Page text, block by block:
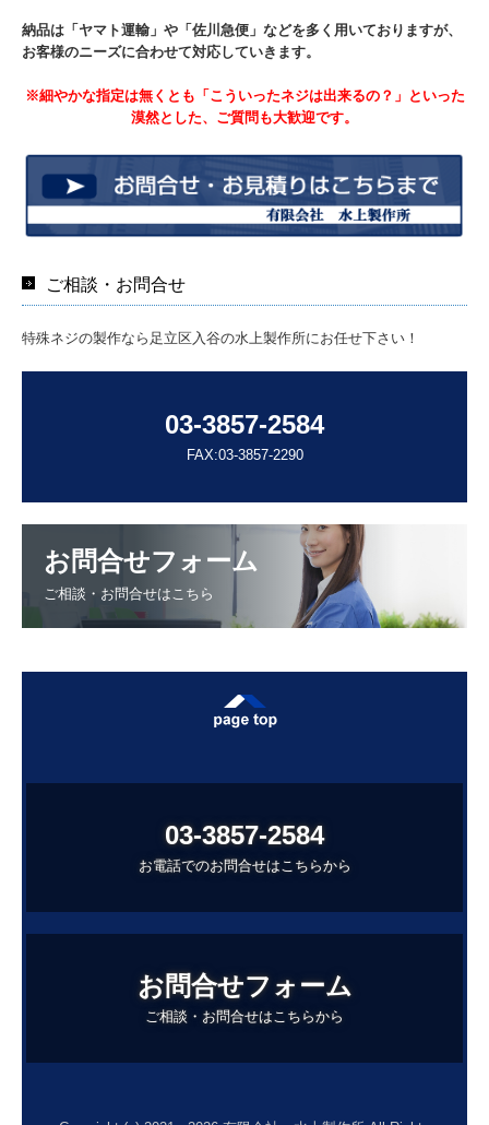
ご相談・お問合せ
特殊ネジの製作なら足立区入谷の水上製作所にお任せ下さい！
03-3857-2584
FAX:03-3857-2290
お問合せフォーム
ご相談・お問合せはこちら
納品は「ヤマト運輸」や「佐川急便」などを多く用いておりますが、
お客様のニーズに合わせて対応していきます。
※細やかな指定は無くとも「こういったネジは出来るの？」といった
漠然とした、ご質問も大歓迎です。
03-3857-2584
お電話でのお問合せはこちらから
お問合せフォーム
ご相談・お問合せはこちらから